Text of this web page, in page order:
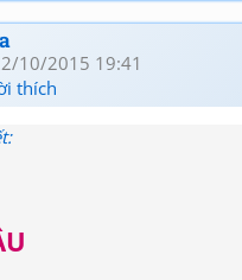
10/2015 19:41
thích